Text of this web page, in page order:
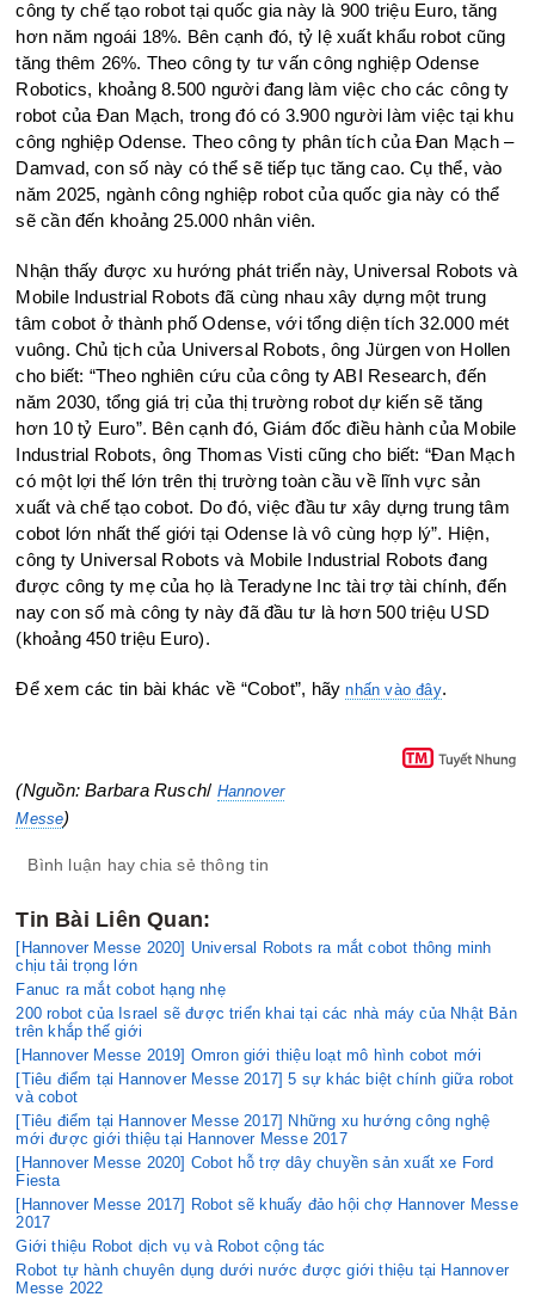
công ty chế tạo robot tại quốc gia này là 900 triệu Euro, tăng
hơn năm ngoái 18%. Bên cạnh đó, tỷ lệ xuất khẩu robot cũng
tăng thêm 26%. Theo công ty tư vấn công nghiệp Odense
Robotics, khoảng 8.500 người đang làm việc cho các công ty
robot của Đan Mạch, trong đó có 3.900 người làm việc tại khu
công nghiệp Odense. Theo công ty phân tích của Đan Mạch –
Damvad, con số này có thể sẽ tiếp tục tăng cao. Cụ thể, vào
năm 2025, ngành công nghiệp robot của quốc gia này có thể
sẽ cần đến khoảng 25.000 nhân viên.
Nhận thấy được xu hướng phát triển này, Universal Robots và
Mobile Industrial Robots đã cùng nhau xây dựng một trung
tâm cobot ở thành phố Odense, với tổng diện tích 32.000 mét
vuông. Chủ tịch của Universal Robots, ông Jürgen von Hollen
cho biết: “Theo nghiên cứu của công ty ABI Research, đến
năm 2030, tổng giá trị của thị trường robot dự kiến sẽ tăng
hơn 10 tỷ Euro”. Bên cạnh đó, Giám đốc điều hành của Mobile
Industrial Robots, ông Thomas Visti cũng cho biết: “Đan Mạch
có một lợi thế lớn trên thị trường toàn cầu về lĩnh vực sản
xuất và chế tạo cobot. Do đó, việc đầu tư xây dựng trung tâm
cobot lớn nhất thế giới tại Odense là vô cùng hợp lý”. Hiện,
công ty Universal Robots và Mobile Industrial Robots đang
được công ty mẹ của họ là Teradyne Inc tài trợ tài chính, đến
nay con số mà công ty này đã đầu tư là hơn 500 triệu USD
(khoảng 450 triệu Euro).
Để xem các tin bài khác về “Cobot”, hãynhấn vào đây.
(Nguồn: Barbara Rusch/ Hannover
Messe)
Bình luận hay chia sẻ thông tin
Tin Bài Liên Quan:
[Hannover Messe 2020] Universal Robots ra mắt cobot thông minh
chịu tải trọng lớn
Fanuc ra mắt cobot hạng nhẹ
200 robot của Israel sẽ được triển khai tại các nhà máy của Nhật Bản
trên khắp thế giới
[Hannover Messe 2019] Omron giới thiệu loạt mô hình cobot mới
[Tiêu điểm tại Hannover Messe 2017] 5 sự khác biệt chính giữa robot
và cobot
[Tiêu điểm tại Hannover Messe 2017] Những xu hướng công nghệ
mới được giới thiệu tại Hannover Messe 2017
[Hannover Messe 2020] Cobot hỗ trợ dây chuyền sản xuất xe Ford
Fiesta
[Hannover Messe 2017] Robot sẽ khuấy đảo hội chợ Hannover Messe
2017
Giới thiệu Robot dịch vụ và Robot cộng tác
Robot tự hành chuyên dụng dưới nước được giới thiệu tại Hannover
Messe 2022